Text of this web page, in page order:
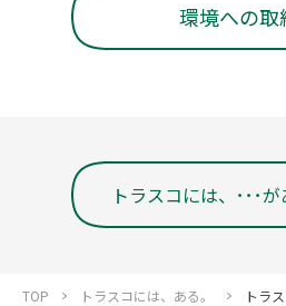
環境への取
トラスコには、･･･
TOP トラスコには、ある。 トラ